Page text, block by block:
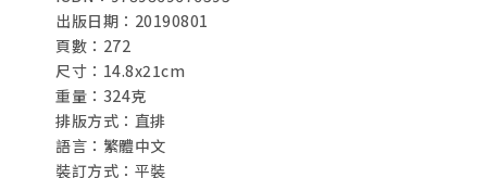
出版日期：20190801
頁數：272
尺寸：14.8x21cm
重量：324克
排版方式：直排
語言：繁體中文
裝訂方式：平裝